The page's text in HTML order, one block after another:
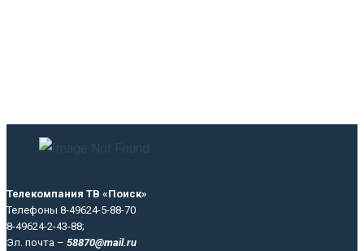
Телекомпания ТВ «Поиск»
Телефоны 8-49624-5-88-70
8-49624-2-43-88;
Эл. почта – 58870@mail.ru